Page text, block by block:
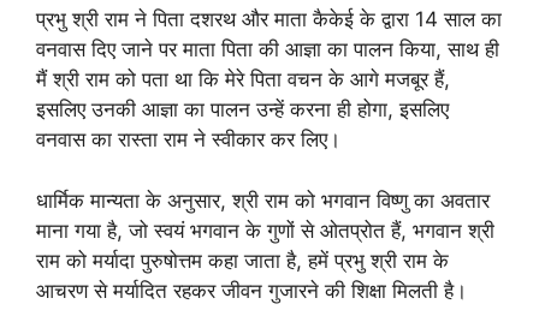
प्रभु श्री राम ने पिता दशरथ और माता कैकेई के द्वारा 14 साल का
वनवास दिए जाने पर माता पिता की आज्ञा का पालन किया, साथ ही
मैं श्री राम को पता था कि मेरे पिता वचन के आगे मजबूर हैं,
इसलिए उनकी आज्ञा का पालन उन्हें करना ही होगा, इसलिए
वनवास का रास्ता राम ने स्वीकार कर लिए।
धार्मिक मान्यता के अनुसार, श्री राम को भगवान विष्णु का अवतार
माना गया है, जो स्वयं भगवान के गुणों से ओतप्रोत हैं, भगवान श्री
राम को मर्यादा पुरुषोत्तम कहा जाता है, हमें प्रभु श्री राम के
आचरण से मर्यादित रहकर जीवन गुजारने की शिक्षा मिलती है।